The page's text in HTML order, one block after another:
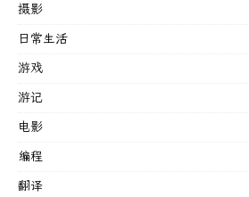
摄影
日常生活
游戏
游记
电影
编程
翻译